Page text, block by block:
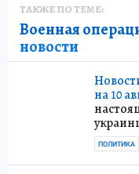
ТАКЖЕ ПО ТЕМЕ:
Военная
новости
на 10
ПОЛИТИКА